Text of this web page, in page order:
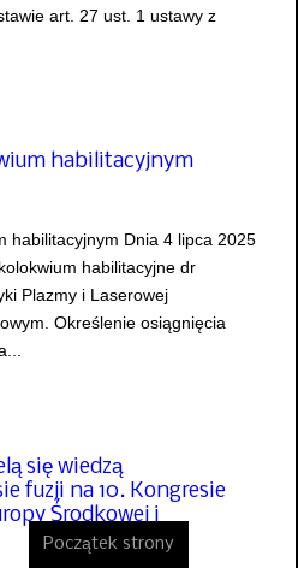
art. 27 ust. 1 ustawy z
habilitacyjnym
habilitacyjnym Dnia 4 lipca 2025
habilitacyjne dr
Plazmy i Laserowej
Określenie osiągnięcia
się wiedzą
fuzji na 10. Kongresie
Środkowej i
Początek strony